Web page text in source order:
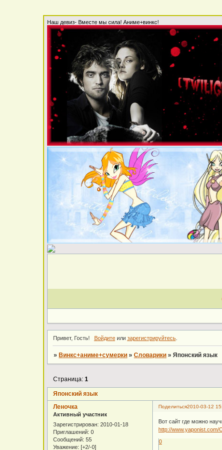
Наш девиз- Вместе мы сила! Аниме+винкс!
Привет, Гость! Войдитеили зарегистрируйтесь.
» Винкс+аниме+сумерки »Словарики »Японский язык
Японский язык
Страница:1
Поделиться2010-03-12
Леночка
Активный участник
Зарегистрирован: 2010-01-18
Приглашений: 0
Сообщений: 55
Уважение: [+2/-0]
Вот сайт где можно
http://www.yaponist.com/
0